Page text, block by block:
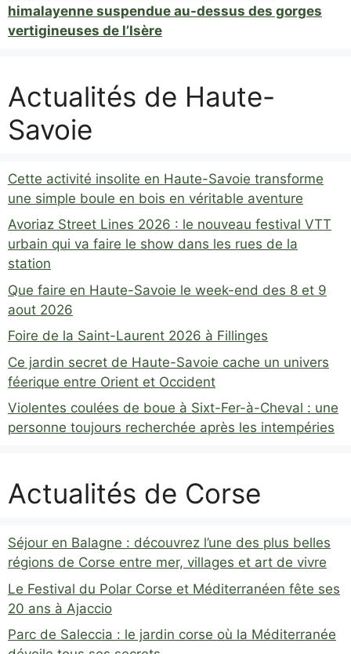
himalayenne suspendue au-dessus des gorges
vertigineuses de l’Isère
Actualités de Haute-
Savoie
Cette activité insolite en Haute-Savoie transforme
une simple boule en bois en véritable aventure
Avoriaz Street Lines 2026 : le nouveau festival VTT
urbain qui va faire le show dans les rues de la
station
Que faire en Haute-Savoie le week-end des 8 et 9
aout 2026
Foire de la Saint-Laurent 2026 à Fillinges
Ce jardin secret de Haute-Savoie cache un univers
féerique entre Orient et Occident
Violentes coulées de boue à Sixt-Fer-à-Cheval : une
personne toujours recherchée après les intempéries
Actualités de Corse
Séjour en Balagne : découvrez l’une des plus belles
régions de Corse entre mer, villages et art de vivre
Le Festival du Polar Corse et Méditerranéen fête ses
20 ans à Ajaccio
Parc de Saleccia : le jardin corse où la Méditerranée